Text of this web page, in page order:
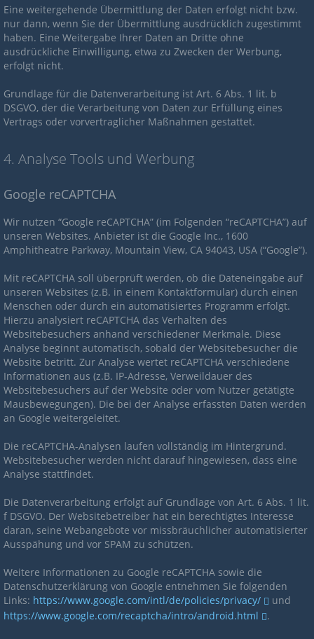
Eine weitergehende Übermittlung der Daten erfolgt nicht bzw.
nur dann, wenn Sie der Übermittlung ausdrücklich zugestimmt
haben. Eine Weitergabe Ihrer Daten an Dritte ohne
ausdrückliche Einwilligung, etwa zu Zwecken der Werbung,
erfolgt nicht.
Grundlage für die Datenverarbeitung ist Art. 6 Abs. 1 lit. b
DSGVO, der die Verarbeitung von Daten zur Erfüllung eines
Vertrags oder vorvertraglicher Maßnahmen gestattet.
4. Analyse Tools und Werbung
Google reCAPTCHA
Wir nutzen “Google reCAPTCHA” (im Folgenden “reCAPTCHA”) auf
unseren Websites. Anbieter ist die Google Inc., 1600
Amphitheatre Parkway, Mountain View, CA 94043, USA (“Google”).
Mit reCAPTCHA soll überprüft werden, ob die Dateneingabe auf
unseren Websites (z.B. in einem Kontaktformular) durch einen
Menschen oder durch ein automatisiertes Programm erfolgt.
Hierzu analysiert reCAPTCHA das Verhalten des
Websitebesuchers anhand verschiedener Merkmale. Diese
Analyse beginnt automatisch, sobald der Websitebesucher die
Website betritt. Zur Analyse wertet reCAPTCHA verschiedene
Informationen aus (z.B. IP-Adresse, Verweildauer des
Websitebesuchers auf der Website oder vom Nutzer getätigte
Mausbewegungen). Die bei der Analyse erfassten Daten werden
an Google weitergeleitet.
Die reCAPTCHA-Analysen laufen vollständig im Hintergrund.
Websitebesucher werden nicht darauf hingewiesen, dass eine
Analyse stattfindet.
Die Datenverarbeitung erfolgt auf Grundlage von Art. 6 Abs. 1 lit.
f DSGVO. Der Websitebetreiber hat ein berechtigtes Interesse
daran, seine Webangebote vor missbräuchlicher automatisierter
Ausspähung und vor SPAM zu schützen.
Weitere Informationen zu Google reCAPTCHA sowie die
Datenschutzerklärung von Google entnehmen Sie folgenden
Links: https://www.google.com/intl/de/policies/privacy/
und
https://www.google.com/recaptcha/intro/android.html
.